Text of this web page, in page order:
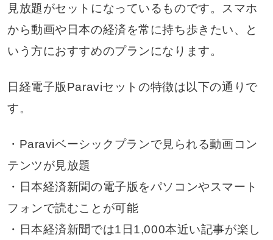
見放題がセットになっているものです。スマホ
から動画や日本の経済を常に持ち歩きたい、と
いう方におすすめのプランになります。
日経電子版Paraviセットの特徴は以下の通りで
す。
・Paraviベーシックプランで見られる動画コン
テンツが見放題
・日本経済新聞の電子版をパソコンやスマート
フォンで読むことが可能
・日本経済新聞では1日1,000本近い記事が楽し